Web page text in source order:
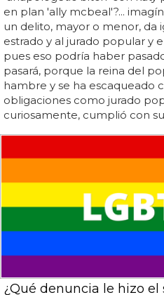
en plan 'ally mcbeal'?...
un delito, mayor o menor, da
estrado y al jurado popular y
pues eso podría haber
pasará, porque la reina del
hambre y se ha escaqueado
obligaciones como jurado
curiosamente, cumplió con
¿Qué denuncia le hizo